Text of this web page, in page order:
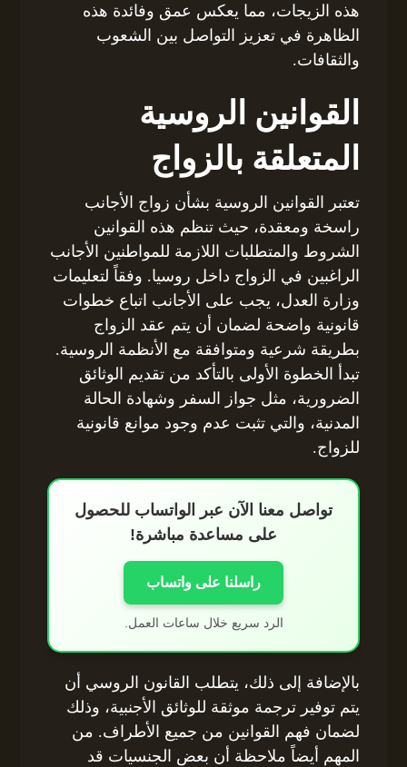
هذه الزيجات، مما يعكس عمق وفائدة هذه
الظاهرة في تعزيز التواصل بين الشعوب
والثقافات.
القوانين الروسية
المتعلقة بالزواج
تعتبر القوانين الروسية بشأن زواج الأجانب
راسخة ومعقدة، حيث تنظم هذه القوانين
الشروط والمتطلبات اللازمة للمواطنين الأجانب
الراغبين في الزواج داخل روسيا. وفقاً لتعليمات
وزارة العدل، يجب على الأجانب اتباع خطوات
قانونية واضحة لضمان أن يتم عقد الزواج
بطريقة شرعية ومتوافقة مع الأنظمة الروسية.
تبدأ الخطوة الأولى بالتأكد من تقديم الوثائق
الضرورية، مثل جواز السفر وشهادة الحالة
المدنية، والتي تثبت عدم وجود موانع قانونية
للزواج.
تواصل معنا الآن عبر الواتساب للحصول
على مساعدة مباشرة!
راسلنا على واتساب
الرد سريع خلال ساعات العمل.
بالإضافة إلى ذلك، يتطلب القانون الروسي أن
يتم توفير ترجمة موثقة للوثائق الأجنبية، وذلك
لضمان فهم القوانين من جميع الأطراف. من
المهم أيضاً ملاحظة أن بعض الجنسيات قد